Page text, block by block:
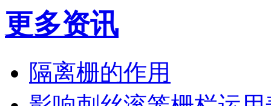
更多资讯
隔离栅的作用